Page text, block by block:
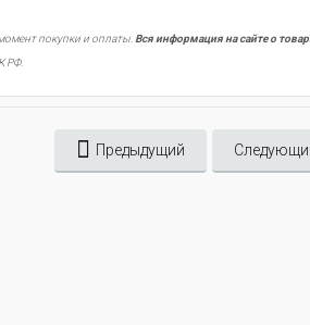
момент покупки и оплаты.Вся информация на сайте о
РФ.
Предыдущий